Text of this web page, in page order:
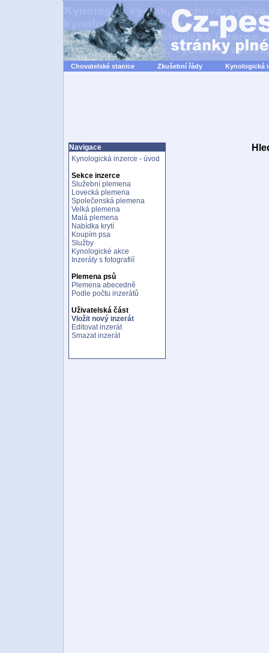
Chovatelské stanice Zkušební řády Kynologická
Navigace
Kynologická inzerce - úvod
Sekce inzerce
Služební plemena
Lovecká plemena
Společenská plemena
Velká plemena
Malá plemena
Nabídka krytí
Koupím psa
Služby
Kynologické akce
Inzeráty s fotografiíí
Plemena psů
Plemena abecedně
Podle počtu inzerátů
Uživatelská část
Vložit nový inzerát
Editovat inzerát
Smazat inzerát